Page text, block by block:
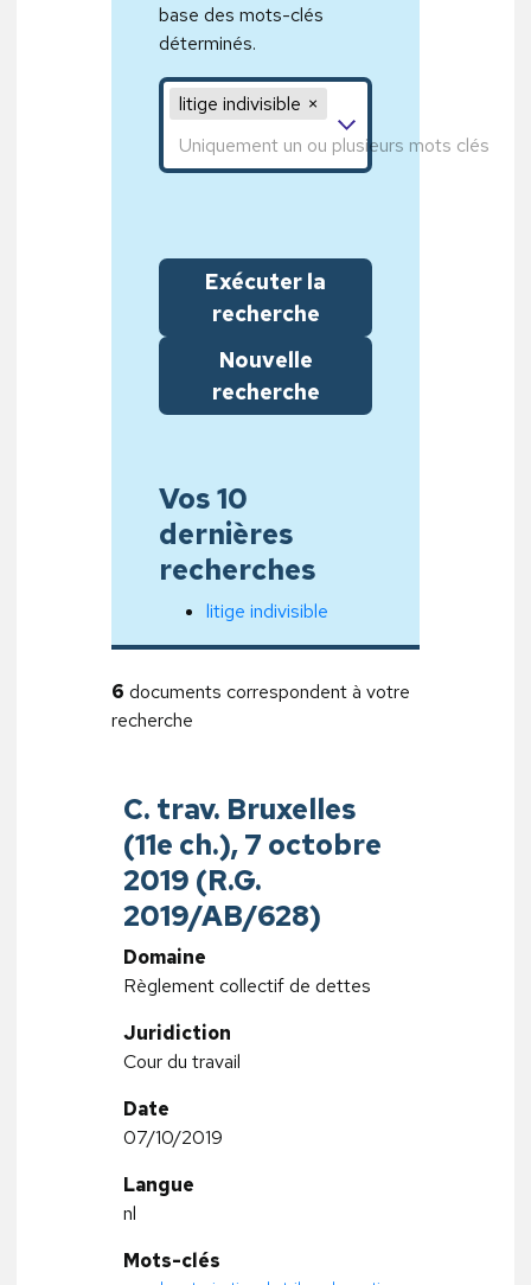
base des mots-clés
déterminés.
Mot clé 1,Mot clé 2,Mot clé 3
litige indivisible
Exécuter la
recherche
Nouvelle
recherche
Vos 10
dernières
recherches
litige indivisible
6 documents correspondent à votre
recherche
C. trav. Bruxelles
(11e ch.), 7 octobre
2019 (R.G.
2019/AB/628)
Domaine
Règlement collectif de dettes
Juridiction
Cour du travail
Date
07/10/2019
Langue
nl
Mots-clés